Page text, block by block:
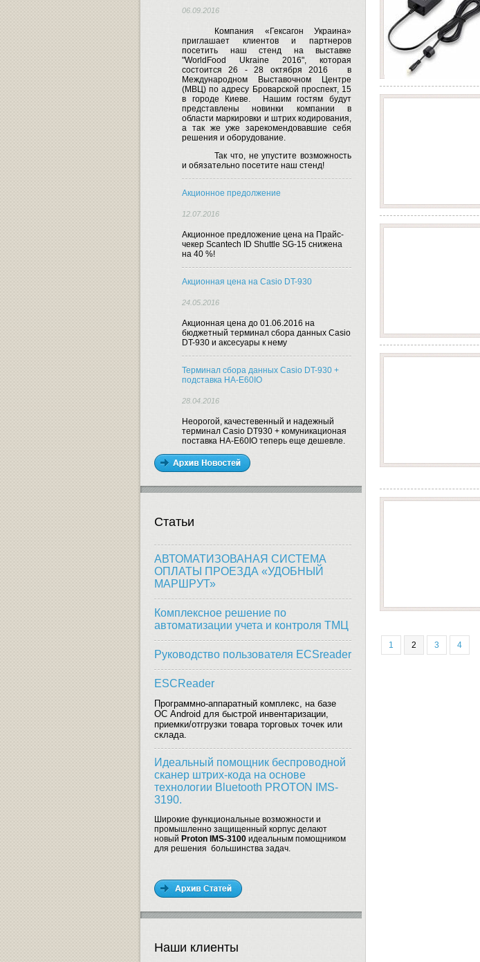
06.09.2016
Компания «Гексагон Украина»
приглашает клиентов и партнеров
посетить наш стенд на выставке
"WorldFood Ukraine 2016", которая
состоится 26 - 28 октября 2016
в
Международном Выставочном Центре
(МВЦ) по адресу Броварской проспект, 15
в городе Киеве.
Нашим гостям будут
представлены новинки компании в
области маркировки и штрих кодирования,
а так же уже зарекомендовавшие себя
решения и оборудование.
Так что, не упустите возможность
и обязательно посетите наш стенд!
Акционное предолжение
12.07.2016
Акционное предложение цена на Прайс-
чекер Scantech ID Shuttle SG-15 снижена
на 40 %!
Акционная цена на Casio DT-930
24.05.2016
Акционная цена до 01.06.2016 на
бюджетный терминал сбора данных Casio
DT-930 и аксесуары к нему
Терминал сбора данных Casio DT-930 +
подставка HA-E60IO
28.04.2016
Неорогой, качестевенный и надежный
терминал Casio DT930 + комуникационая
поставка HA-E60IO теперь еще дешевле.
Статьи
АВТОМАТИЗОВАНАЯ СИСТЕМА
ОПЛАТЫ ПРОЕЗДА «УДОБНЫЙ
МАРШРУТ»
Комплексное решение по
автоматизации учета и контроля ТМЦ
Руководство пользователя ECSreader
ESCReader
Программно-аппаратный комплекс, на базе
ОС Android для быстрой инвентаризации,
приемки/отгрузки товара торговых точек или
склада.
Идеальный помощник беспроводной
сканер штрих-кода на основе
технологии Bluetooth PROTON IMS-
3190.
Широкие функциональные возможности и
промышленно защищенный корпус делают
новый Proton IMS-3100 идеальным помощником
для решения большинства задач.
Наши клиенты
1 2 3 4